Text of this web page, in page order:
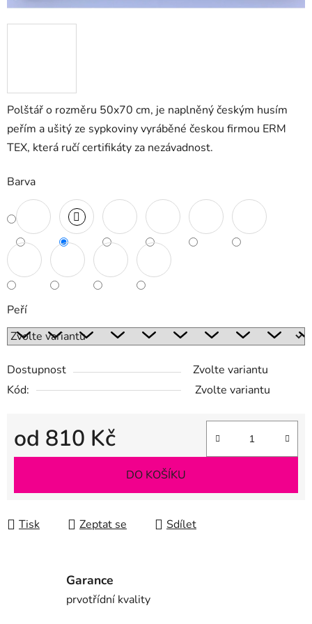
Polštář o rozměru 50x70 cm, je naplněný českým husím
peřím a ušitý ze sypkoviny vyráběné českou firmou ERM
TEX, která ručí certifikáty za nezávadnost.
Barva
Peří
Dostupnost
Zvolte variantu
Kód:
Zvolte variantu
od 810 Kč
Měrná cena:
DO KOŠÍKU
Tisk Zeptat se Sdílet
Garance
prvotřídní kvality